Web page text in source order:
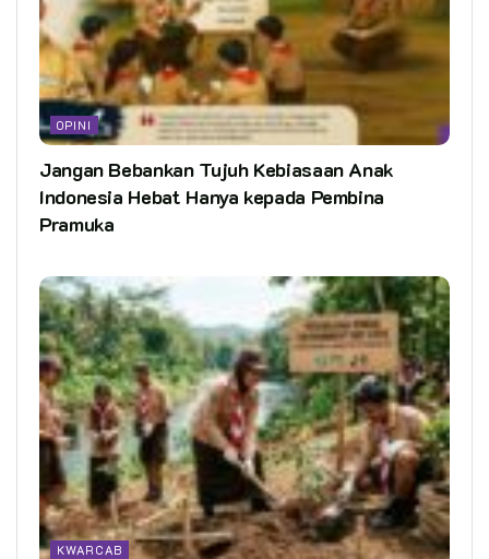
OPINI
Jangan Bebankan Tujuh Kebiasaan Anak
Indonesia Hebat Hanya kepada Pembina
Pramuka
KWARCAB